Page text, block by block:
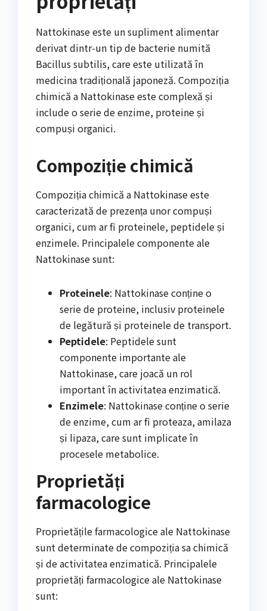
Nattokinase este un supliment alimentar
derivat dintr-un tip de bacterie numită
Bacillus subtilis, care este utilizată în
medicina tradițională japoneză. Compoziția
chimică a Nattokinase este complexă și
include o serie de enzime, proteine și
compuși organici.
Compoziție chimică
Compoziția chimică a Nattokinase este
caracterizată de prezența unor compuși
organici, cum ar fi proteinele, peptidele și
enzimele. Principalele componente ale
Nattokinase sunt:
Proteinele: Nattokinase conține o
serie de proteine, inclusiv proteinele
de legătură și proteinele de transport.
Peptidele: Peptidele sunt
componente importante ale
Nattokinase, care joacă un rol
important în activitatea enzimatică.
Enzimele: Nattokinase conține o serie
de enzime, cum ar fi proteaza, amilaza
și lipaza, care sunt implicate în
procesele metabolice.
Proprietăți
farmacologice
Proprietățile farmacologice ale Nattokinase
sunt determinate de compoziția sa chimică
și de activitatea enzimatică. Principalele
proprietăți farmacologice ale Nattokinase
sunt: